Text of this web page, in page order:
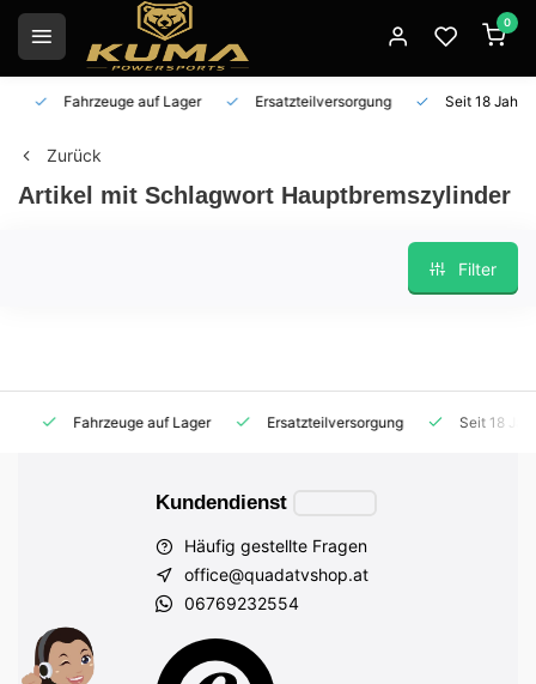
0
Fahrzeuge auf Lager Ersatzteilversorgung Seit 18 Jahren
Zurück
Artikel mit Schlagwort Hauptbremszylinder
Filter
Fahrzeuge auf Lager Ersatzteilversorgung Seit 18
Kundendienst
Häufig gestellte Fragen
office@quadatvshop.at
06769232554